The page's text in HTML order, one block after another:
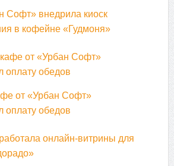
Софт» внедрила киоск
в кофейне «Гудмоня»
от «Урбан Софт»
оплату обедов